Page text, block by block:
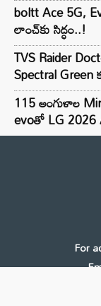
boltt Ace 5G,
లాంచ్‌కు సిద్ధం..!
TVS Raider
Spectral Green
115 అంగుళాల
evoతో LG
For